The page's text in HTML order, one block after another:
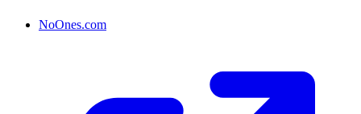
NoOnes.com